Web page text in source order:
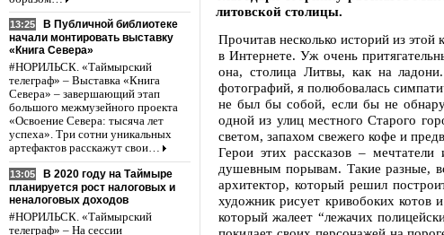
13:25
В Публичной библиотеке
начали монтировать выставку
«Книга Севера»
#НОРИЛЬСК. «Таймырский
телеграф» – Выставка «Книга
Севера» – завершающий этап
большого межмузейного проекта
«Освоение Севера: тысяча лет
успеха». Три сотни уникальных
артефактов расскажут свои…
13:05
В 2020 году на Таймыре
планируется рост налоговых и
неналоговых доходов
#НОРИЛЬСК. «Таймырский
телеграф» – На сессии
литовской столицы.
Прочитав несколько историй из
в Интернете. Уж очень
она, столица Литвы, как на
фотографий, я полюбовалась
не был бы собой, если бы не
одной из улиц местного Старого
светом, запахом свежего кофе и
Герои этих рассказов –
душевным порывам. Такие разные,
архитектор, который решил
художник рисует кривобоких котов
который жалеет “лежачих